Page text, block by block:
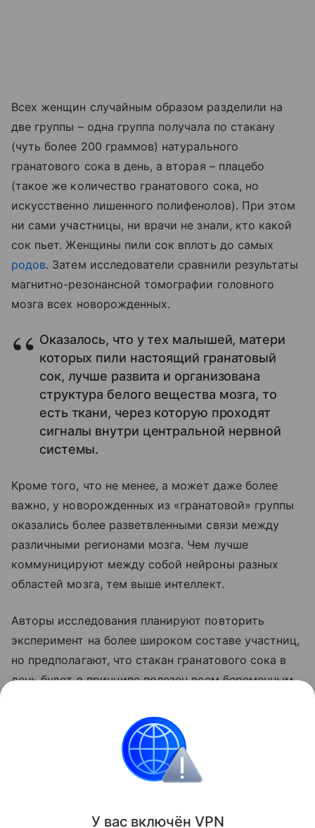
Всех женщин случайным образом разделили на
две группы – одна группа получала по стакану
(чуть более 200 граммов) натурального
гранатового сока в день, а вторая – плацебо
(такое же количество гранатового сока, но
искусственно лишенного полифенолов). При этом
ни сами участницы, ни врачи не знали, кто какой
сок пьет. Женщины пили сок вплоть до самых
родов. Затем исследователи сравнили результаты
магнитно-резонансной томографии головного
мозга всех новорожденных.
Оказалось, что у тех малышей, матери
которых пили настоящий гранатовый
сок, лучше развита и организована
структура белого вещества мозга, то
есть ткани, через которую проходят
сигналы внутри центральной нервной
системы.
Кроме того, что не менее, а может даже более
важно, у новорожденных из «гранатовой» группы
оказались более разветвленными связи между
различными регионами мозга. Чем лучше
коммуницируют между собой нейроны разных
областей мозга, тем выше интеллект.
Авторы исследования планируют повторить
эксперимент на более широком составе участниц,
но предполагают, что стакан гранатового сока в
день будет в принципе полезен всем беременным
Простые удовольствия, которые
напрасно запрещают беременным
У вас включён VPN